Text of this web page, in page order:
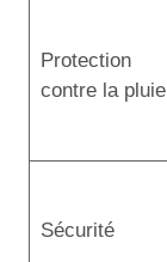
Protection
contre la pluie
Sécurité